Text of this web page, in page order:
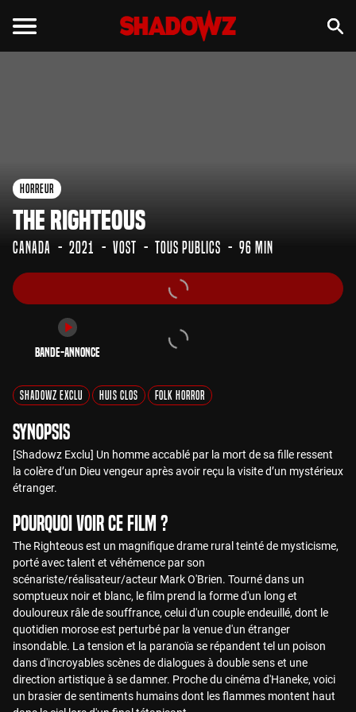
Horreur
The Righteous
Canada 2021 VOST Tous Publics 96 min
Bande-annonce
Shadowz Exclu Huis Clos Folk Horror
Synopsis
[Shadowz Exclu] Un homme accablé par la mort de sa fille ressent
la colère d’un Dieu vengeur après avoir reçu la visite d’un mystérieux
étranger.
Pourquoi voir ce film ?
The Righteous est un magnifique drame rural teinté de mysticisme,
porté avec talent et véhémence par son
scénariste/réalisateur/acteur Mark O'Brien. Tourné dans un
somptueux noir et blanc, le film prend la forme d'un long et
douloureux râle de souffrance, celui d'un couple endeuillé, dont le
quotidien morose est perturbé par la venue d'un étranger
insondable. La tension et la paranoïa se répandent tel un poison
dans d'incroyables scènes de dialogues à double sens et une
direction artistique à se damner. Proche du cinéma d'Haneke, voici
un brasier de sentiments humains dont les flammes montent haut